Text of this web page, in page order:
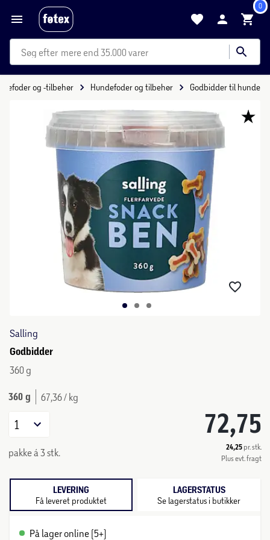
0
mere end 35.000 varer
og -tilbehør Hundefoder og tilbehør Godbidder til hunde
Salling
Godbidder
360 g
360 g 67,36 / kg
72,75
24,25 pr. stk.
Plus evt. fragt
1
pakke á 3 stk.
LEVERING
Få leveret produktet
LAGERSTATUS
Se lagerstatus i butikker
På lager online (5+)